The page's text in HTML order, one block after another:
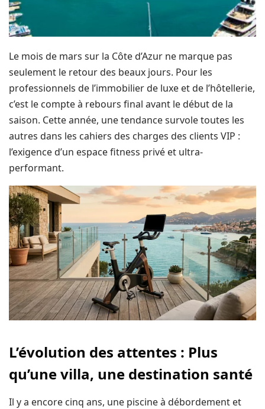
Le mois de mars sur la Côte d’Azur ne marque pas
seulement le retour des beaux jours. Pour les
professionnels de l’immobilier de luxe et de l’hôtellerie,
c’est le compte à rebours final avant le début de la
saison. Cette année, une tendance survole toutes les
autres dans les cahiers des charges des clients VIP :
l’exigence d’un espace fitness privé et ultra-
performant.
L’évolution des attentes : Plus
qu’une villa, une destination santé
Il y a encore cinq ans, une piscine à débordement et